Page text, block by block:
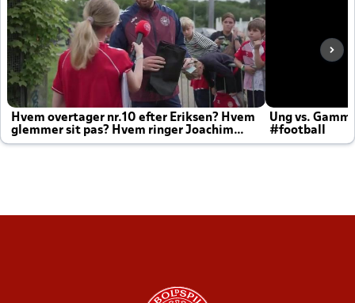
Hvem overtager nr.10 efter Eriksen? Hvem
glemmer sit pas? Hvem ringer Joachim
altid til efter kampe?
Ung vs.
#football